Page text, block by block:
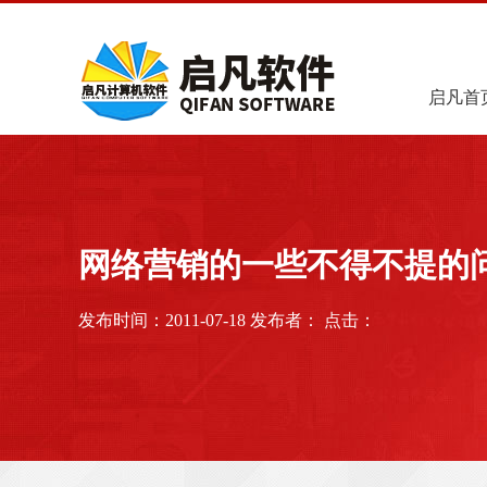
启凡首
网络营销的一些不得不提的
发布时间：2011-07-18 发布者： 点击：